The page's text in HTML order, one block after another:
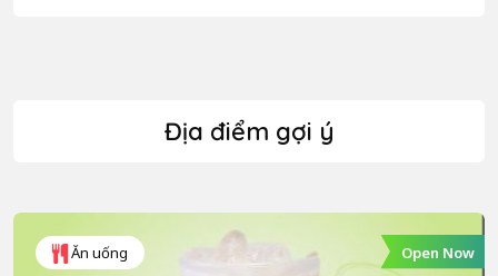
Địa điểm gợi ý
Ăn uống Open Now